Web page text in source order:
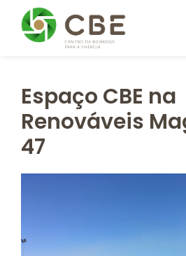
content
Espaço CBE na
Renováveis
47